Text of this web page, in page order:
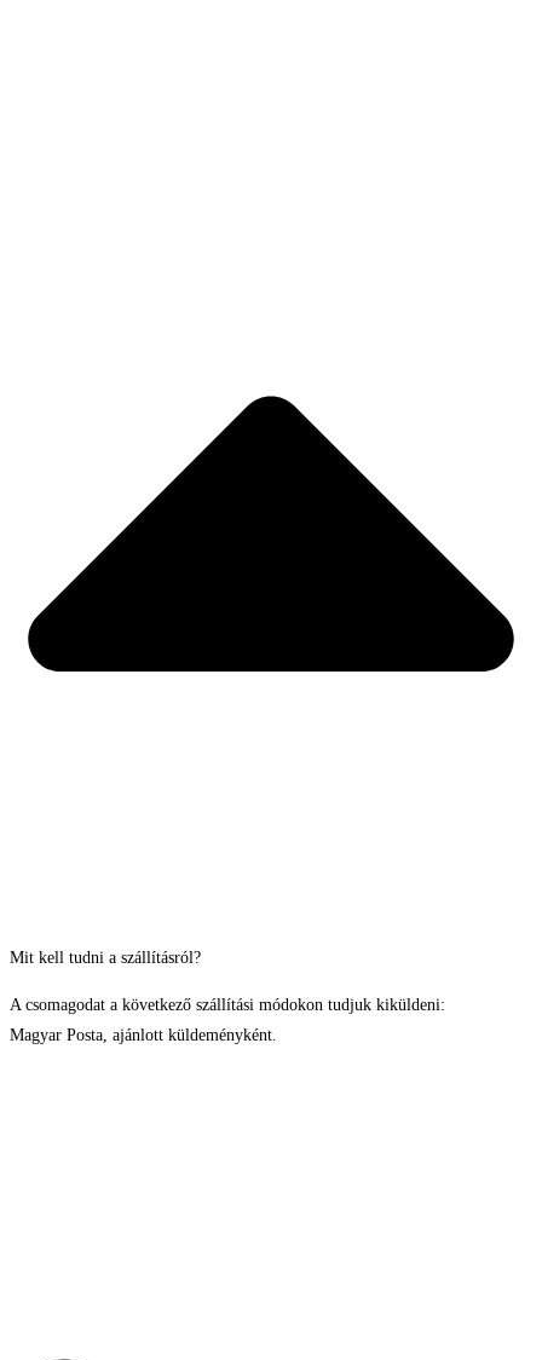
Mit kell tudni a szállításról?
A csomagodat a következő szállítási módokon tudjuk kiküldeni:
Magyar Posta, ajánlott küldeményként.